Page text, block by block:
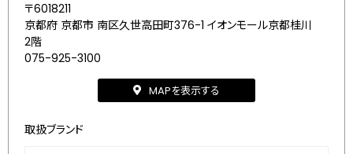
〒6018211
京都府 京都市 南区久世高田町376-1 イオンモール京都桂川
2階
075-925-3100
MAPを表示する
取扱ブランド